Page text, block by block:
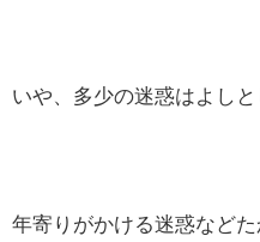
いや、多少の迷惑はよしと
年寄りがかける迷惑などた